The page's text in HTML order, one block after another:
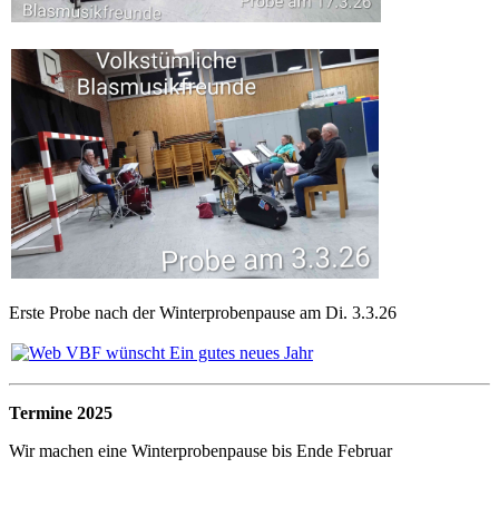
Erste Probe nach der Winterprobenpause am Di. 3.3.26
Termine 2025
Wir machen eine Winterprobenpause bis Ende Februar